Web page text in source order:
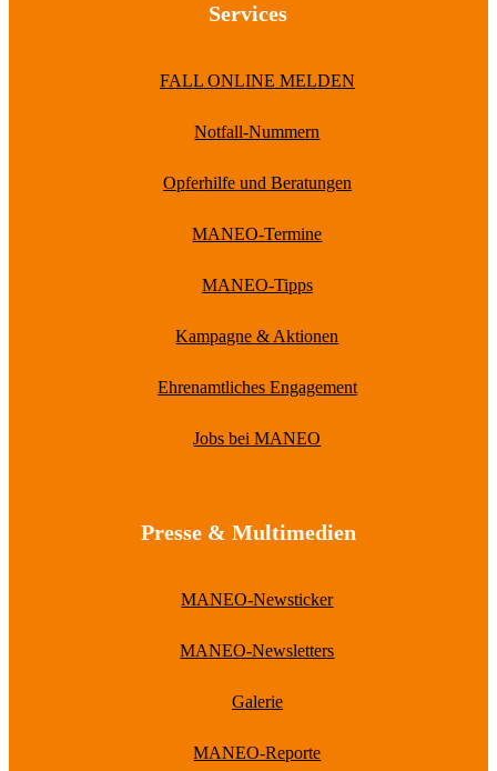
Services
FALL ONLINE MELDEN
Notfall-Nummern
Opferhilfe und Beratungen
MANEO-Termine
MANEO-Tipps
Kampagne & Aktionen
Ehrenamtliches Engagement
Jobs bei MANEO
Presse & Multimedien
MANEO-Newsticker
MANEO-Newsletters
Galerie
MANEO-Reporte